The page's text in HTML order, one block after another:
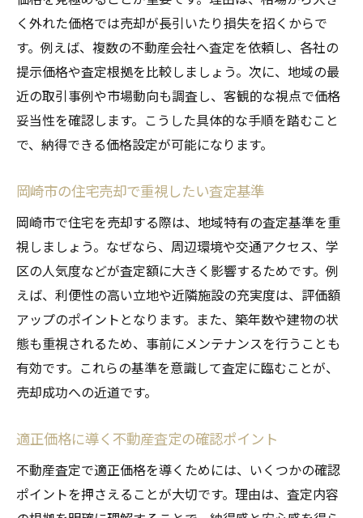
く外れた価格では売却が長引いたり損失を招くからで
す。例えば、複数の不動産会社へ査定を依頼し、各社の
提示価格や査定根拠を比較しましょう。次に、地域の最
近の取引事例や市場動向も調査し、客観的な視点で価格
妥当性を確認します。こうした具体的な手順を踏むこと
で、納得できる価格設定が可能になります。
岡崎市の住宅売却で重視したい査定基準
岡崎市で住宅を売却する際は、地域特有の査定基準を重
視しましょう。なぜなら、周辺環境や交通アクセス、学
区の人気度などが査定額に大きく影響するためです。例
えば、利便性の高い立地や近隣施設の充実度は、評価額
アップのポイントとなります。また、築年数や建物の状
態も重視されるため、事前にメンテナンスを行うことも
有効です。これらの基準を意識して査定に臨むことが、
売却成功への近道です。
適正価格に導く不動産査定の確認ポイント
不動産査定で適正価格を導くためには、いくつかの確認
ポイントを押さえることが大切です。理由は、査定内容